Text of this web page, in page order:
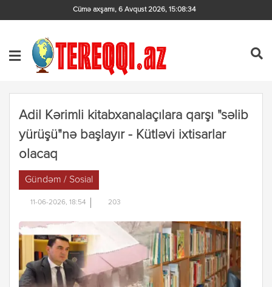
Cümə axşamı, 6 Avqust 2026, 15:08:35
Adil Kərimli kitabxanalaçılara qarşı "səlib
yürüşü"nə başlayır - Kütləvi ixtisarlar
olacaq
Gündəm / Sosial
11-06-2026, 18:54 203